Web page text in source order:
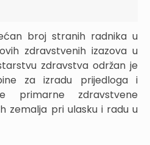
broj stranih radnika u
zdravstvenih izazova u
zdravstva održan je
za izradu prijedloga i
primarne zdravstvene
zemalja pri ulasku i radu u